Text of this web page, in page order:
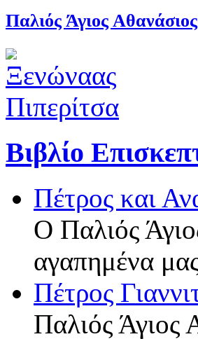
Παλιός Άγιος Αθανάσιος
Βιβλίο
Πέτρος και
Ο Παλιός
αγαπημένα
Πέτρος
Παλιός Άγιος